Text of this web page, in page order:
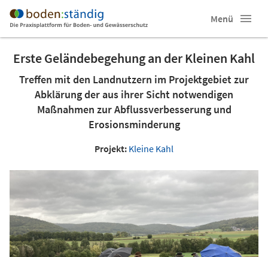
Menü
Erste Geländebegehung an der Kleinen Kahl
Treffen mit den Landnutzern im Projektgebiet zur
Abklärung der aus ihrer Sicht notwendigen
Maßnahmen zur Abflussverbesserung und
Erosionsminderung
Projekt: Kleine Kahl